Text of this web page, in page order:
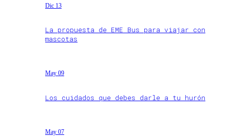
Dic 13
La propuesta de EME Bus para viajar con
mascotas
May 09
Los cuidados que debes darle a tu hurón
May 07